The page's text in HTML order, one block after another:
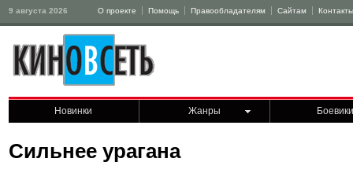
9 августа 2026 О проекте Помощь Правообладателям Сайтам Контакты
Новинки Жанры Боевики
Сильнее урагана